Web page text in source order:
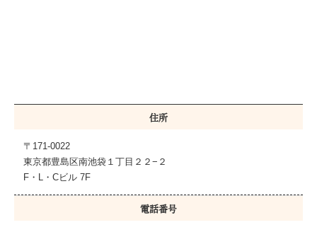
住所
〒171-0022
東京都豊島区南池袋１丁目２２−２
F・L・Cビル 7F
電話番号